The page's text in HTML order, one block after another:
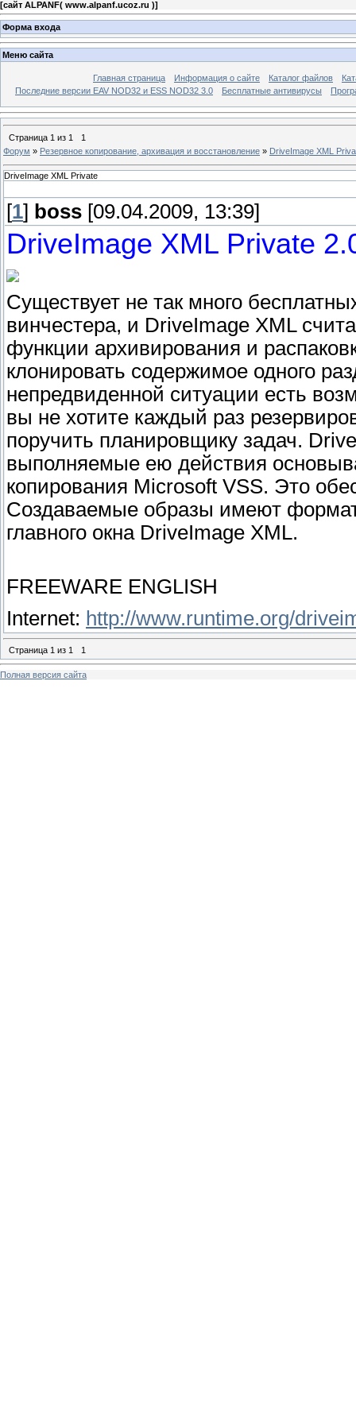
[сайт ALPANF( www.alpanf.ucoz.ru )]
Форма входа
Меню сайта
Главная страница Информация о сайте Каталог файлов
Последние версии EAV NOD32 и ESS NOD32 3.0
Бесплатные антивирусы
Страница 1 из 1
1
Форум » Резервное копирование, архивация и восстановление » DriveImage XML
DriveImage XML Private
[1] boss [09.04.2009, 13:39]
DriveImage XML Private
Существует не так много
винчестера, и DriveImage XML
функции архивирования и
клонировать содержимое одного
непредвиденной ситуации есть
вы не хотите каждый раз
поручить планировщику задач.
выполняемые ею действия
копирования Microsoft VSS. Это
Создаваемые образы имеют
главного окна DriveImage XML.
FREEWARE ENGLISH
Internet: http://www.runtime.org/
Страница 1 из 1 1
Полная версия сайта